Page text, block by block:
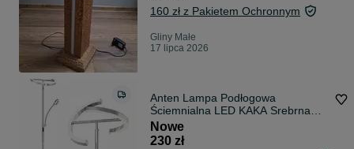
160 zł z Pakietem Ochronnym
Gliny Małe
17 lipca 2026
Anten Lampa Podłogowa
Ściemnialna LED KAKA Srebrna
lampa podłogowa 25W
Nowe
230 zł